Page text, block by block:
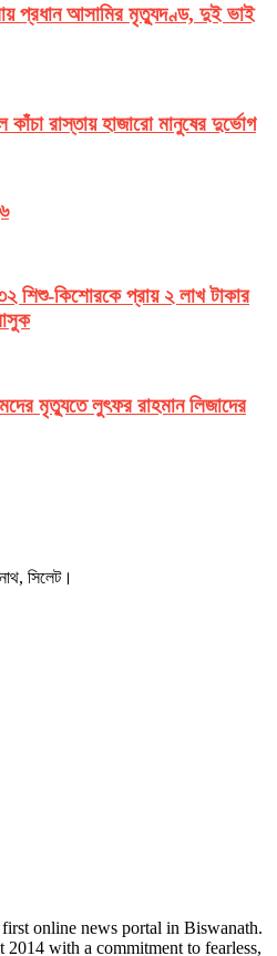
প্রধান আসামির মৃত্যুদণ্ড, দুই ভাই
কাঁচা রাস্তায় হাজারো মানুষের দুর্ভোগ
শিশু-কিশোরকে প্রায় ২ লাখ টাকার
মৃত্যুতে লুৎফর রাহমান লিজাদের
সিলেট।
online news portal in Biswanath.
2014 with a commitment to fearless,